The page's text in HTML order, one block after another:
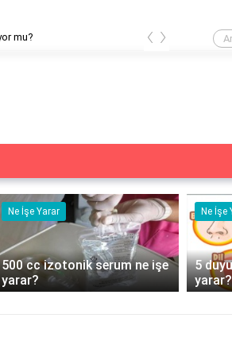
Atasözü ne anlama geliyor tek kanatla kuş uçmuyor
‹ ›
Ne İşe Yarar
500 cc izotonik serum ne işe
yarar?
Ne İşe
5
yarar?